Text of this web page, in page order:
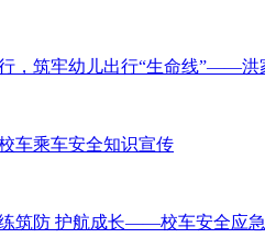
，筑牢幼儿出行“生命线”——洪
车乘车安全知识宣传
筑防 护航成长——校车安全应